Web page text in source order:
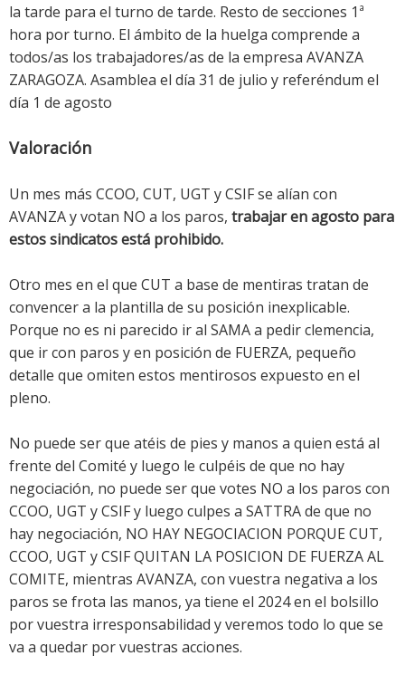
la tarde para el turno de tarde. Resto de secciones 1ª
hora por turno. El ámbito de la huelga comprende a
todos/as los trabajadores/as de la empresa AVANZA
ZARAGOZA. Asamblea el día 31 de julio y referéndum el
día 1 de agosto
Valoración
Un mes más CCOO, CUT, UGT y CSIF se alían con
AVANZA y votan NO a los paros, trabajar en agosto para
estos sindicatos está prohibido.
Otro mes en el que CUT a base de mentiras tratan de
convencer a la plantilla de su posición inexplicable.
Porque no es ni parecido ir al SAMA a pedir clemencia,
que ir con paros y en posición de FUERZA, pequeño
detalle que omiten estos mentirosos expuesto en el
pleno.
No puede ser que atéis de pies y manos a quien está al
frente del Comité y luego le culpéis de que no hay
negociación, no puede ser que votes NO a los paros con
CCOO, UGT y CSIF y luego culpes a SATTRA de que no
hay negociación, NO HAY NEGOCIACION PORQUE CUT,
CCOO, UGT y CSIF QUITAN LA POSICION DE FUERZA AL
COMITE, mientras AVANZA, con vuestra negativa a los
paros se frota las manos, ya tiene el 2024 en el bolsillo
por vuestra irresponsabilidad y veremos todo lo que se
va a quedar por vuestras acciones.